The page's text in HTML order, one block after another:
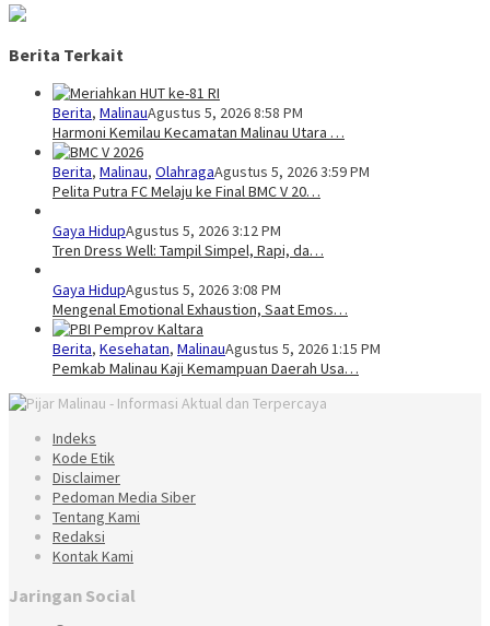
Berita Terkait
Berita, MalinauAgustus 5, 2026 8:58 PM
Harmoni Kemilau Kecamatan Malinau Utara …
Berita, Malinau, OlahragaAgustus 5, 2026 3:59 PM
Pelita Putra FC Melaju ke Final BMC V 20…
Gaya HidupAgustus 5, 2026 3:12 PM
Tren Dress Well: Tampil Simpel, Rapi, da…
Gaya HidupAgustus 5, 2026 3:08 PM
Mengenal Emotional Exhaustion, Saat Emos…
Berita, Kesehatan, MalinauAgustus 5, 2026 1:15 PM
Pemkab Malinau Kaji Kemampuan Daerah Usa…
Indeks
Kode Etik
Disclaimer
Pedoman Media Siber
Tentang Kami
Redaksi
Kontak Kami
Jaringan Social